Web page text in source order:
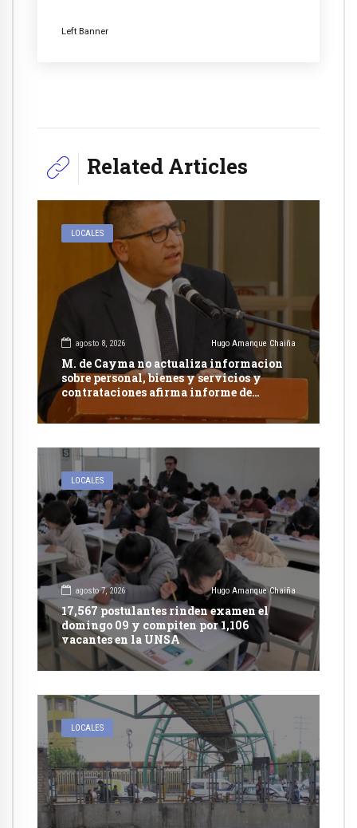
Left Banner
Related Articles
LOCALES
agosto 8, 2026 Hugo Amanque Chaiña
M. de Cayma no actualiza informacion
sobre personal, bienes y servicios y
contrataciones afirma informe de
Contraloría
LOCALES
agosto 7, 2026 Hugo Amanque Chaiña
17,567 postulantes rinden examen el
domingo 09 y compiten por 1,106
vacantes en la UNSA
LOCALES